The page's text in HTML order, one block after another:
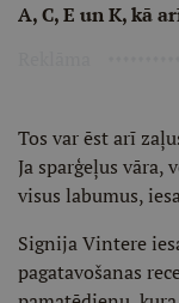
A, C, E un K, kā
Tos var ēst arī
Ja sparģeļus
visus labu­mus,
Signija Vintere
pagatavošanas